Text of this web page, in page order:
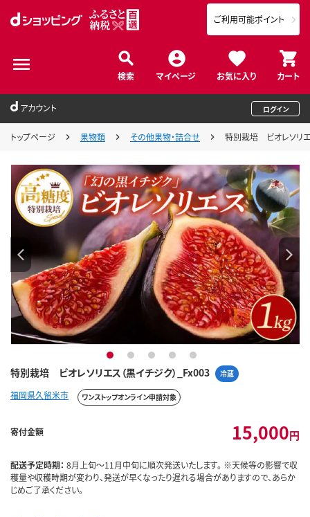
検索 マイページ お気に入り カート
ご利用可能ポイント
アカウント ログイン
トップページ 果物類 その他果物・詰合せ 特別栽培 ビオレソリエ
特別栽培 ビオレソリエス（黒イチジク）_Fx003 冷蔵
1 2 3 4 5
福岡県久留米市 ワンストップオンライン申請対象
寄付金額 15,000円
配送予定時期： 8月上旬～11月中旬に順次発送いたします。 ※天候等の影響で収
穫量や収穫時期が変わり、発送が早くなったり遅れる場合がありますので、あらか
じめご了承ください。